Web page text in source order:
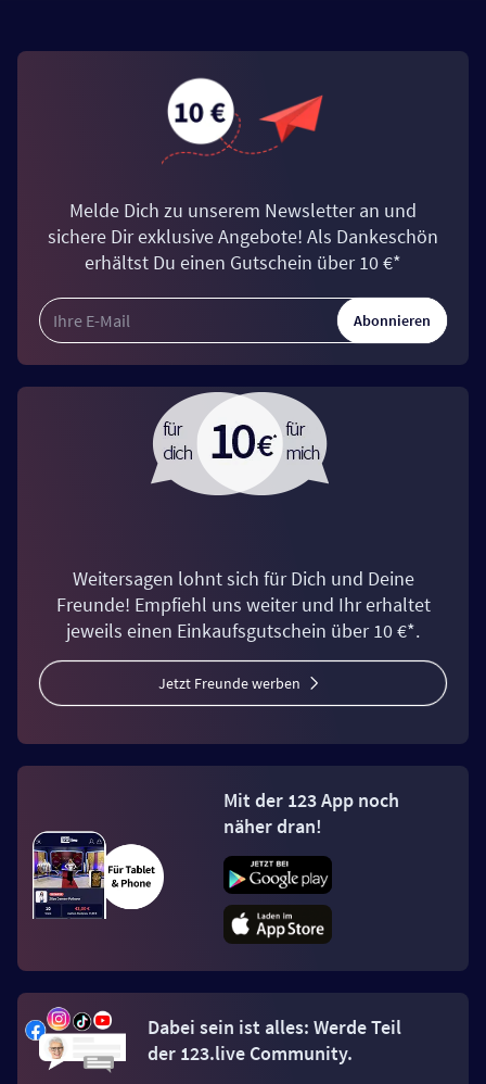
Melde Dich zu unserem Newsletter an und
sichere Dir exklusive Angebote! Als Dankeschön
erhältst Du einen Gutschein über 10 €*
Abonnieren
Weitersagen lohnt sich für Dich und Deine
Freunde! Empfiehl uns weiter und Ihr erhaltet
jeweils einen Einkaufsgutschein über 10 €*.
Jetzt Freunde werben
Mit der 123 App noch
näher dran!
Dabei sein ist alles: Werde Teil
der 123.live Community.